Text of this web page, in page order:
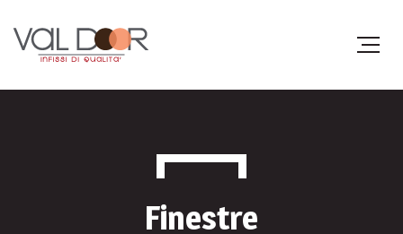
Finestre